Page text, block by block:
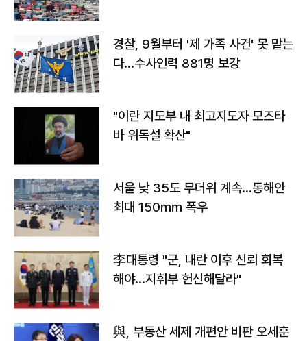
경찰, 9월부터 '제 가족 사건' 못 맡는
다…수사인력 881명 보강
"이란 지도부 내 최고지도자 모즈타
바 위독설 확산"
서울 낮 35도 무더위 계속…동해안
최대 150㎜ 폭우
李대통령 "군, 내란 이후 신뢰 회복
해야…지휘부 헌신해달라"
與, 부동산 세제 개편안 비판 오세훈